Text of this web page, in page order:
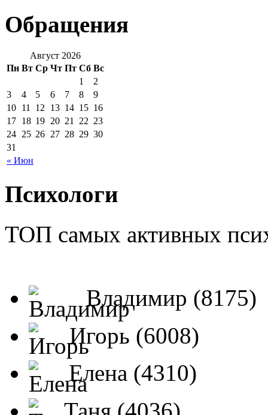
Обращения
Август 2026
Пн Вт Ср Чт Пт Сб Вс
« Июн
1
2
3
4 5 6 7 8
9
10 11 12 13 14 15 16
17 18 19 20 21 22 23
24 25 26 27 28 29 30
31
Психологи
ТОП самых активных
Владимир (8175)
Игорь (6008)
Елена (4310)